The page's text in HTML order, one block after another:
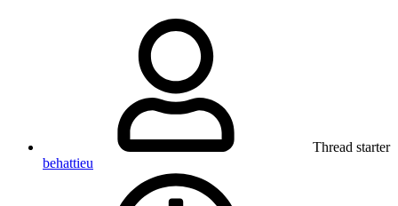
Thread starter
behattieu